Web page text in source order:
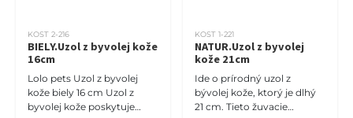
KOST 2-216
BIELY.Uzol z byvolej kože
16cm
Lolo pets Uzol z byvolej
kože biely 16 cm Uzol z
byvolej kože poskytuje
KOST 1-221
NATUR.Uzol z byvolej
kože 21cm
Ide o prírodný uzol z
bývolej kože, ktorý je dlhý
21 cm. Tieto žuvacie